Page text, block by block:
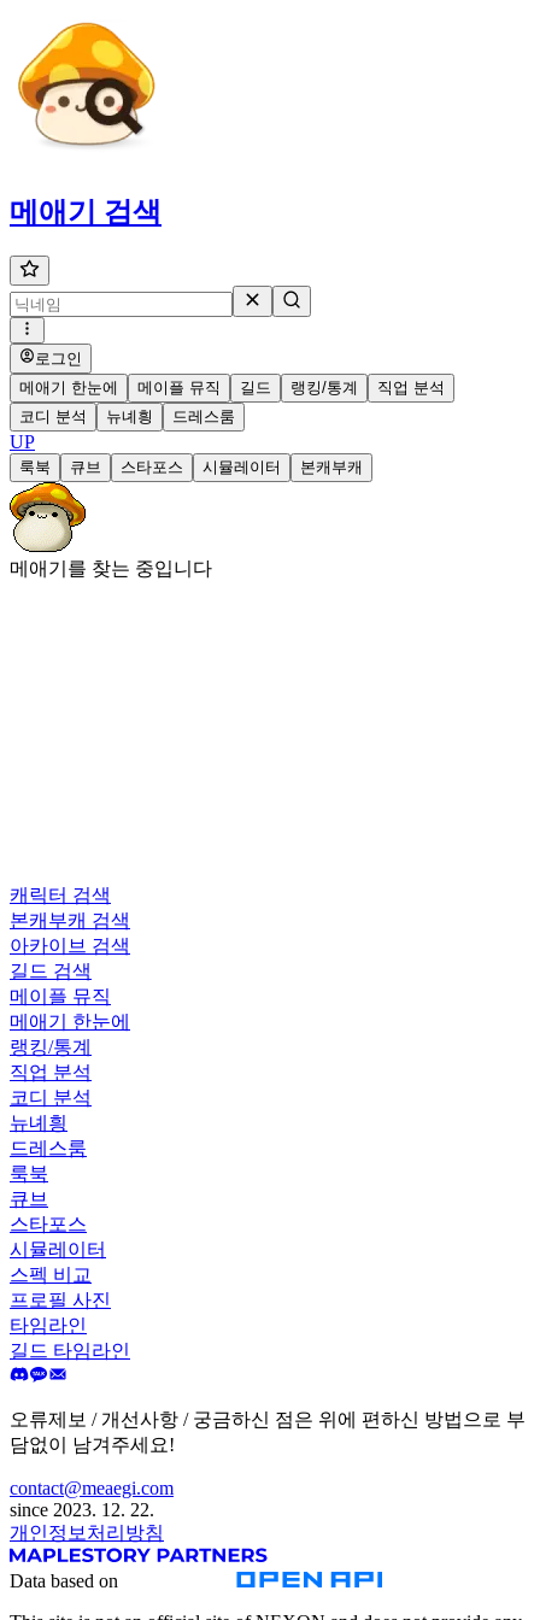
메애기 검색
로그인
메애기 한눈에
메이플 뮤직 길드 랭킹/통계
직업 분석
코디 분석
뉴녜힁 드레스룸
UP
룩북 큐브 스타포스 시뮬레이터 본캐부캐
메애기를 찾는 중입니다
캐릭터 검색
본캐부캐 검색
아카이브 검색
길드 검색
메이플 뮤직
메애기 한눈에
랭킹/통계
직업 분석
코디 분석
뉴녜힁
드레스룸
룩북
큐브
스타포스
시뮬레이터
스펙 비교
프로필 사진
타임라인
길드 타임라인
오류제보 / 개선사항 / 궁금하신 점은 위에 편하신 방법으로 부
담없이 남겨주세요!
contact@meaegi.com
since 2023. 12. 22.
개인정보처리방침
Data based on